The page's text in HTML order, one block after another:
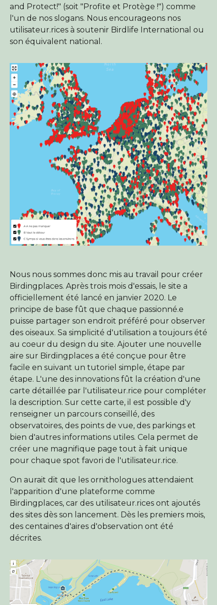
and Protect!" (soit "Profite et Protège !") comme
l'un de nos slogans. Nous encourageons nos
utilisateur.rices à soutenir Birdlife International ou
son équivalent national.
Nous nous sommes donc mis au travail pour créer
Birdingplaces. Après trois mois d'essais, le site a
officiellement été lancé en janvier 2020. Le
principe de base fût que chaque passionné.e
puisse partager son endroit préféré pour observer
des oiseaux. Sa simplicité d'utilisation a toujours été
au coeur du design du site. Ajouter une nouvelle
aire sur Birdingplaces a été conçue pour être
facile en suivant un tutoriel simple, étape par
étape. L'une des innovations fût la création d'une
carte détaillée par l'utilisateur.rice pour compléter
la description. Sur cette carte, il est possible d'y
renseigner un parcours conseillé, des
observatoires, des points de vue, des parkings et
bien d'autres informations utiles. Cela permet de
créer une magnifique page tout à fait unique
pour chaque spot favori de l'utilisateur.rice.
On aurait dit que les ornithologues attendaient
l'apparition d'une plateforme comme
Birdingplaces, car des utilisateur.rices ont ajoutés
des sites dès son lancement. Dès les premiers mois,
des centaines d'aires d'observation ont été
décrites.